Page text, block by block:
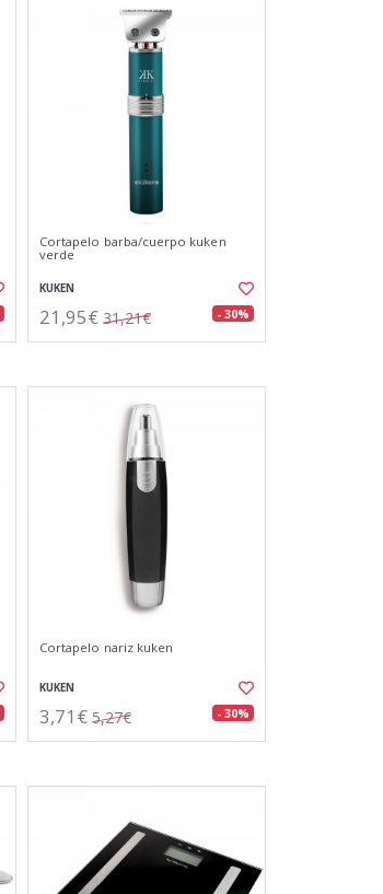
Cortapelo barba/cuerpo kuken
verde
KUKEN
21,95€ 31,21€ - 30%
Cortapelo nariz kuken
KUKEN
3,71€ 5,27€ - 30%